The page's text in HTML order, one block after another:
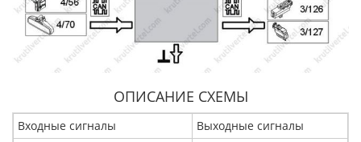
ОПИСАНИЕ СХЕМЫ
Входные сигналы
Выходные сигналы